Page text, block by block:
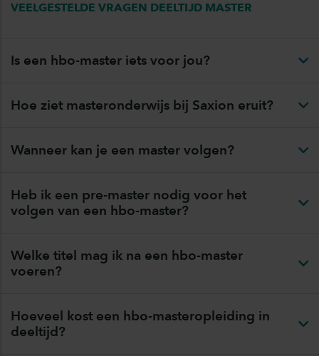
VEELGESTELDE VRAGEN DEELTIJD MASTER
Is een hbo-master iets voor jou?
Hoe ziet masteronderwijs bij Saxion eruit?
Wanneer kan je een master volgen?
Heb ik een pre-master nodig voor het
volgen van een hbo-master?
Welke titel mag ik na een hbo-master
voeren?
Hoeveel kost een hbo-masteropleiding in
deeltijd?